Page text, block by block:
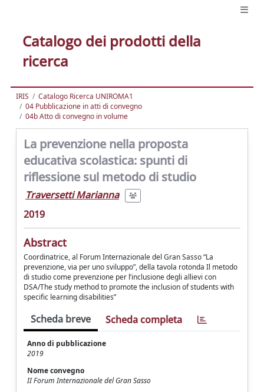
Catalogo dei prodotti della
ricerca
IRIS
Catalogo Ricerca UNIROMA1
04 Pubblicazione in atti di convegno
04b Atto di convegno in volume
La prevenzione nella proposta
educativa scolastica: spunti di
riflessione sul metodo di studio
Traversetti Marianna
2019
Abstract
Coordinatrice, al Forum Internazionale del Gran Sasso “La
prevenzione, via per uno sviluppo”, della tavola rotonda Il metodo
di studio come prevenzione per l’inclusione degli allievi con
DSA/The study method to promote the inclusion of students with
specific learning disabilities”
Scheda breve Scheda completa
Anno di pubblicazione
2019
Nome convegno
II Forum Internazionale del Gran Sasso